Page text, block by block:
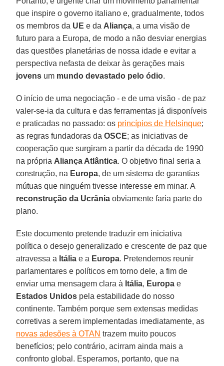
que inspire o governo italiano e, gradualmente, todos
os membros da UE e da Aliança, a uma visão de
futuro para a Europa, de modo a não desviar energias
das questões planetárias de nossa idade e evitar a
perspectiva nefasta de deixar às gerações mais
jovens um mundo devastado pelo ódio.
O início de uma negociação - e de uma visão - de paz
valer-se-ia da cultura e das ferramentas já disponíveis
e praticadas no passado: os princípios de Helsinque;
as regras fundadoras daOSCE; as iniciativas de
cooperação que surgiram a partir da década de 1990
na própria Aliança Atlântica. O objetivo final seria a
construção, na Europa, de um sistema de garantias
mútuas que ninguém tivesse interesse em minar. A
reconstrução da Ucrânia obviamente faria parte do
plano.
Este documento pretende traduzir em iniciativa
política o desejo generalizado e crescente de paz que
atravessa a Itália e a Europa. Pretendemos reunir
parlamentares e políticos em torno dele, a fim de
enviar uma mensagem clara à Itália, Europa e
Estados Unidos pela estabilidade do nosso
continente. Também porque sem extensas medidas
corretivas a serem implementadas imediatamente, as
novas adesões à OTAN trazem muito poucos
benefícios; pelo contrário, acirram ainda mais a
confronto global. Esperamos, portanto, que na